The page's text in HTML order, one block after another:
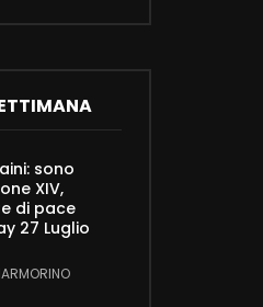
sono
XIV,
di pace
27 Luglio